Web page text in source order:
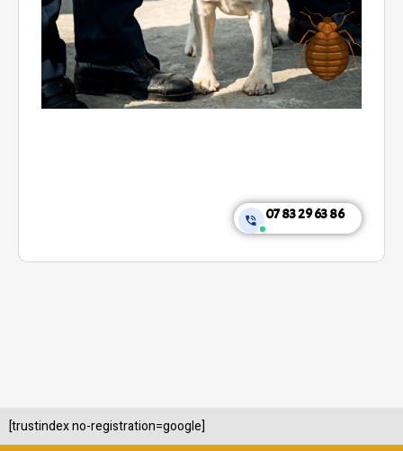
07 83 29 63 86
[trustindex no-registration=google]